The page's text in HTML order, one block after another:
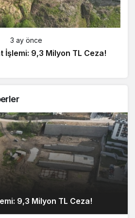
3 ay önce
İşlemi: 9,3 Milyon TL Ceza!
9,3 Milyon TL Ceza!